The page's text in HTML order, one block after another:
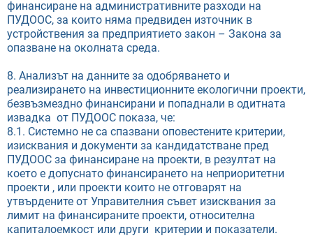
финансиране на административните разходи на
ПУДООС, за които няма предвиден източник в
устройствения за предприятието закон – Закона за
опазване на околната среда.
8. Анализът на данните за одобряването и
реализирането на инвестиционните екологични проекти,
безвъзмездно финансирани и попаднали в одитната
извадка от ПУДООС показа, че:
8.1. Системно не са спазвани оповестените критерии,
изисквания и документи за кандидатстване пред
ПУДООС за финансиране на проекти, в резултат на
което е допуснато финансирането на неприоритетни
проекти , или проекти които не отговарят на
утвърдените от Управителния съвет изисквания за
лимит на финансираните проекти, относителна
капиталоемкост или други критерии и показатели.